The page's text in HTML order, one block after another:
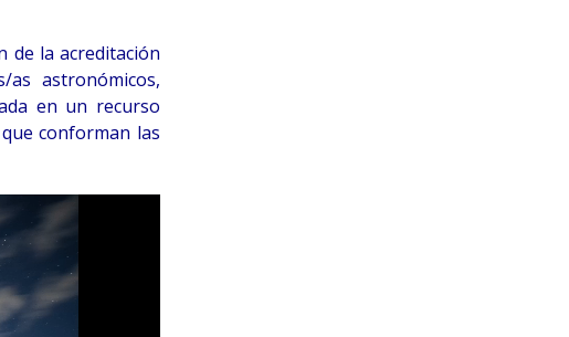
de la acreditación
astronómicos,
en un recurso
conforman las